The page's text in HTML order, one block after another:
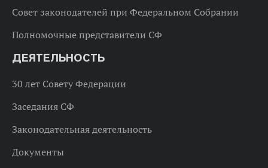
Совет законодателей при Федеральном Собрании
Полномочные представители СФ
ДЕЯТЕЛЬНОСТЬ
30 лет Совету Федерации
Заседания СФ
Законодательная деятельность
Документы